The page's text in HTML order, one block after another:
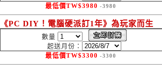
最低價TW$3980 -3980
《PC DIY！電腦硬派訂1年》為玩家而生
數量
起送月份：
最低價TW$3300 -3300